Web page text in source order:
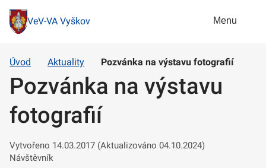
VeV-VA Vyškov Menu
Úvod Aktuality Pozvánka na výstavu fotografií
Pozvánka na výstavu
fotografií
Vytvořeno 14.03.2017 (Aktualizováno 04.10.2024)
Návštěvník